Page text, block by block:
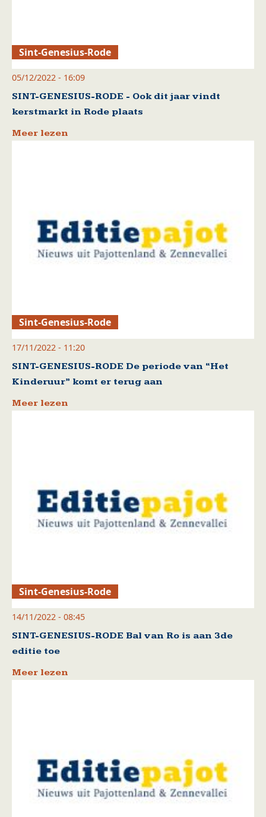
Sint-Genesius-Rode
05/12/2022 - 16:09
SINT-GENESIUS-RODE - Ook dit jaar vindt
kerstmarkt in Rode plaats
Meer lezen
Sint-Genesius-Rode
17/11/2022 - 11:20
SINT-GENESIUS-RODE De periode van “Het
Kinderuur” komt er terug aan
Meer lezen
Sint-Genesius-Rode
14/11/2022 - 08:45
SINT-GENESIUS-RODE Bal van Ro is aan 3de
editie toe
Meer lezen